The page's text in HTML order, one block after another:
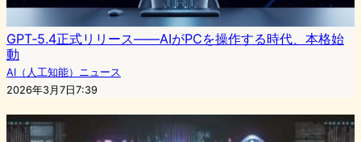
GPT‑5.4正式リリース——AIがPCを操作する時代、本格始
動
AI（人工知能）ニュース
2026年3月7日7:39